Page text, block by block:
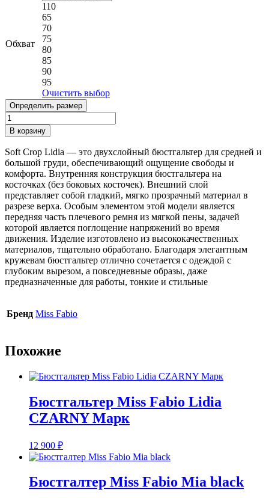
Обхват
110
65
70
75
80
85
90
95
Очистить выбор
Определить размер
Количество
товара
Бюстгальтер
Miss
Fabio
Lidia
Silver
Pink
В корзину
Soft Crop Lidia — это двухслойный бюстгальтер для средней и
большой груди, обеспечивающий ощущение свободы и
комфорта. Внутренняя конструкция бюстгальтера на
косточках (без боковых косточек). Внешний слой
представляет собой гладкий, мягко прозрачный материал в
разрезе верха. Особым элементом этой модели является
передняя часть плечевого ремня из мягкой пены, задачей
которой является поглощение напряжений во время
движения. Изделие изготовлено из высококачественных
материалов, тщательно обработано. Благодаря элегантным
кружевам бюстгальтер отлично сочетается с одеждой с
глубоким вырезом, а повседневные образы, даже
предназначенные для работы, тонкие и стильные
Бренд Miss Fabio
Похожие
Бюстгальтер Miss Fabio Lidia
CZARNY Марк
12 900 ₽
Бюстгалтер Miss Fabio Mia black